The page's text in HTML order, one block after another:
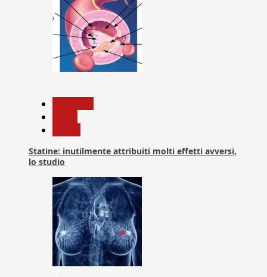
Statine: inutilmente attribuiti molti effetti avversi,
lo studio